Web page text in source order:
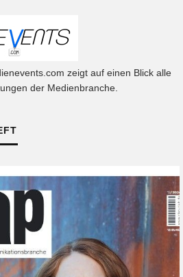
zeigt auf einen Blick alle
der Medienbranche.